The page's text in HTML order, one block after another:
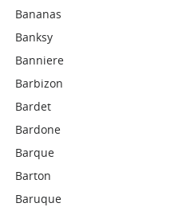
Bananas
Banksy
Banniere
Barbizon
Bardet
Bardone
Barque
Barton
Baruque